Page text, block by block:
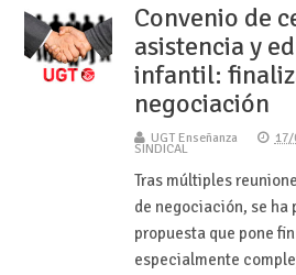
Convenio de
asistencia y
infantil:
negociación
UGT Enseñanza 17/
SINDICAL
Tras múltiples
de negociación, se ha
propuesta que pone
especialmente